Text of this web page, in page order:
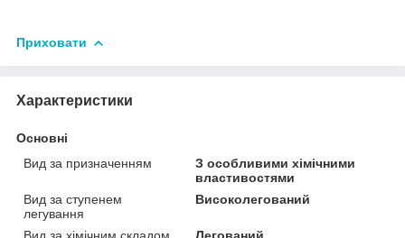
Приховати
Характеристики
Основні
Вид за призначенням
З особливими хімічними
властивостями
Вид за ступенем
легування
Високолегований